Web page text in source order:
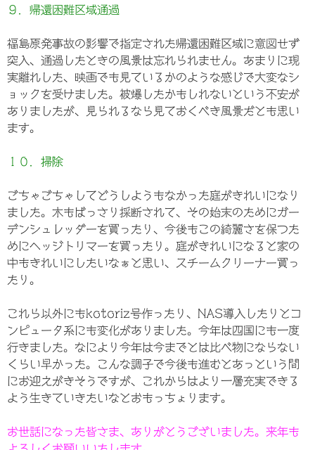
９．帰還困難区域通過
福島原発事故の影響で指定された帰還困難区域に意図せず
突入、通過したときの風景は忘れられません。あまりに現
実離れした、映画でも見ているかのような感じで大変なシ
ョックを受けました。被爆したかもしれないという不安が
ありましたが、見られるなら見ておくべき風景だとも思い
ます。
１０．掃除
ごちゃごちゃしてどうしようもなかった庭がきれいになり
ました。木もばっさり採断されて、その始末のためにガー
デンシュレッダーを買ったり、今後もこの綺麗さを保つた
めにヘッジトリマーを買ったり。庭がきれいになると家の
中もきれいにしたいなぁと思い、スチームクリーナー買っ
たり。
これら以外にもkotoriz号作ったり、NAS導入したりとコ
ンピュータ系にも変化がありました。今年は四国にも一度
行きました。なにより今年は今までとは比べ物にならない
くらい早かった。こんな調子で今後も進むとあっという間
にお迎えがきそうですが、これからはより一層充実できる
よう生きていきたいなとおもっちょります。
お世話になった皆さま、ありがとうございました。来年も